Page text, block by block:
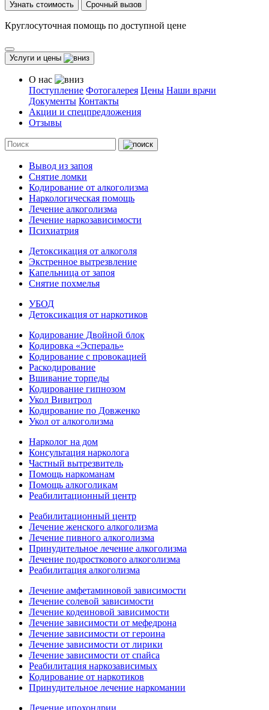
Узнать стоимость Срочный вызов
Круглосуточная помощь по доступной цене
Услуги и цены
О нас
Поступление Фотогалерея Цены Наши врачи
Документы Контакты
Акции и спецпредложения
Отзывы
Вывод из запоя
Снятие ломки
Кодирование от алкоголизма
Наркологическая помощь
Лечение алкоголизма
Лечение наркозависимости
Психиатрия
Детоксикация от алкоголя
Экстренное вытрезвление
Капельница от запоя
Снятие похмелья
УБОД
Детоксикация от наркотиков
Кодирование Двойной блок
Кодировка «Эспераль»
Кодирование с провокацией
Раскодирование
Вшивание торпеды
Кодирование гипнозом
Укол Вивитрол
Кодирование по Довженко
Укол от алкоголизма
Нарколог на дом
Консультация нарколога
Частный вытрезвитель
Помощь наркоманам
Помощь алкоголикам
Реабилитационный центр
Реабилитационный центр
Лечение женского алкоголизма
Лечение пивного алкоголизма
Принудительное лечение алкоголизма
Лечение подросткового алкоголизма
Реабилитация алкоголизма
Лечение амфетаминовой зависимости
Лечение солевой зависимости
Лечение кодеиновой зависимости
Лечение зависимости от мефедрона
Лечение зависимости от героина
Лечение зависимости от лирики
Лечение зависимости от спайса
Реабилитация наркозависимых
Кодирование от наркотиков
Принудительное лечение наркомании
Лечение ипохондрии